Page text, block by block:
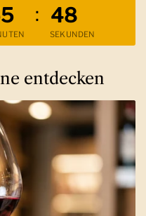
Zeit
5 : 47
SEKUNDEN
entdecken